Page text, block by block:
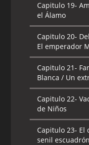
Capitulo 19-
el Álamo
Capitulo 20-
El emperador
Capitulo 21-
Blanca / Un
Capitulo 22-
de Niños
Capitulo 23- El
senil escuadrón